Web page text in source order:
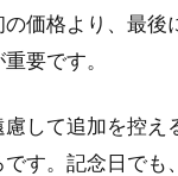
価格より、最後
要です。
して追加を控え
す。記念日でも